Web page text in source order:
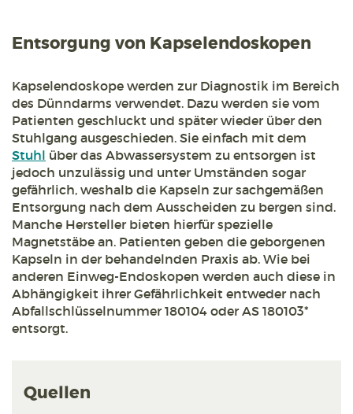
Entsorgung von Kapselendoskopen
Kapselendoskope werden zur Diagnostik im Bereich
des Dünndarms verwendet. Dazu werden sie vom
Patienten geschluckt und später wieder über den
Stuhlgang ausgeschieden. Sie einfach mit dem
Stuhl über das Abwassersystem zu entsorgen ist
jedoch unzulässig und unter Umständen sogar
gefährlich, weshalb die Kapseln zur sachgemäßen
Entsorgung nach dem Ausscheiden zu bergen sind.
Manche Hersteller bieten hierfür spezielle
Magnetstäbe an. Patienten geben die geborgenen
Kapseln in der behandelnden Praxis ab. Wie bei
anderen Einweg-Endoskopen werden auch diese in
Abhängigkeit ihrer Gefährlichkeit entweder nach
Abfallschlüsselnummer 180104 oder AS 180103*
entsorgt.
Quellen